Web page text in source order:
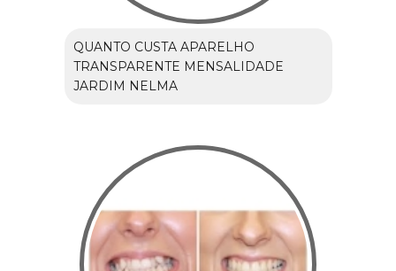
QUANTO CUSTA APARELHO
TRANSPARENTE MENSALIDADE
JARDIM NELMA